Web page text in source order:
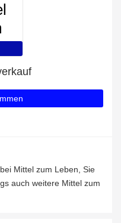
Mittel zum Leben, Sie
auch weitere Mittel zum